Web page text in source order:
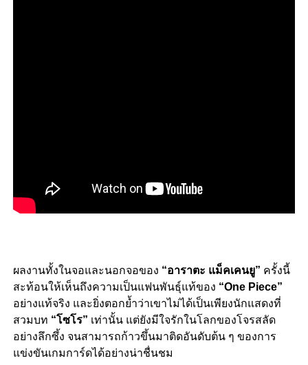
ผลงานทั้งในจอและนอกจอของ “อาราตะ แม็คเคนยู” ครั้งนี้
สะท้อนให้เห็นถึงความเป็นแฟนพันธุ์แท้ของ “One Piece”
อย่างแท้จริง และยิ่งตอกย้ำว่าเขาไม่ได้เป็นเพียงนักแสดงที่
สวมบท “โซโร” เท่านั้น แต่ยังมีใจรักในโลกของโจรสลัด
อย่างลึกซึ้ง จนสามารถก้าวขึ้นมาติดอันดับต้น ๆ ของการ
แข่งขันเกมการ์ดได้อย่างน่าชื่นชม